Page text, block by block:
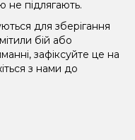
не підлягають.
для зберігання
бій або
зафіксуйте це на
з нами до